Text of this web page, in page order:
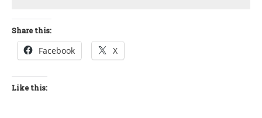
Share this:
Facebook X
Like this: